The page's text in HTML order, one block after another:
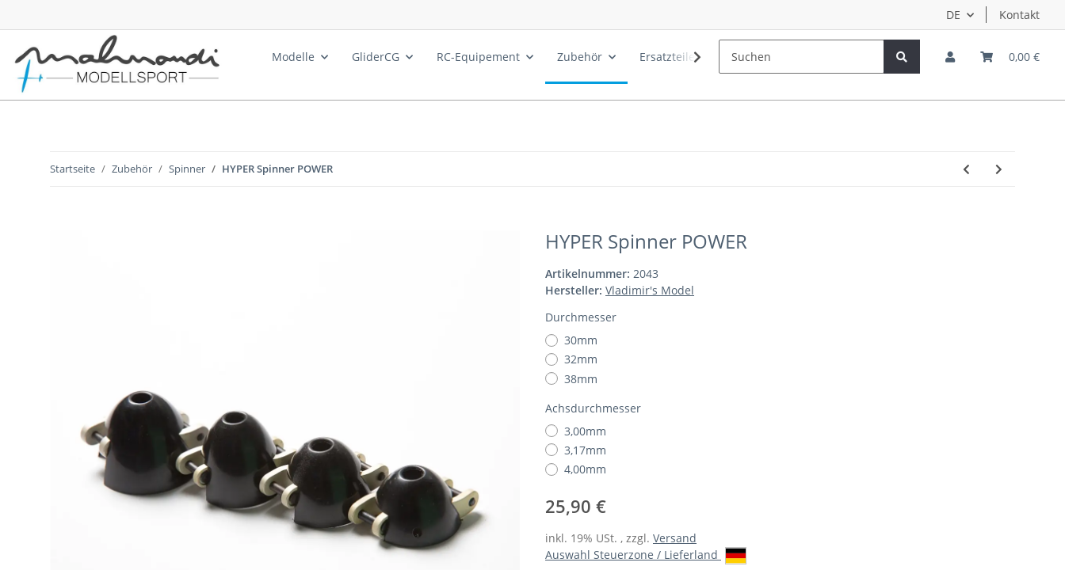
DE Kontakt
0,00 €
Modelle GliderCG RC-Equipement Zubehör Ersatzteile Hersteller
Startseite Zubehör Spinner HYPER Spinner POWER
HYPER Spinner POWER
Artikelnummer: 2043
Hersteller: Vladimir's Model
Durchmesser
30mm
32mm
38mm
Achsdurchmesser
3,00mm
3,17mm
4,00mm
25,90 €
inkl. 19% USt. , zzgl. Versand
Auswahl Steuerzone / Lieferland